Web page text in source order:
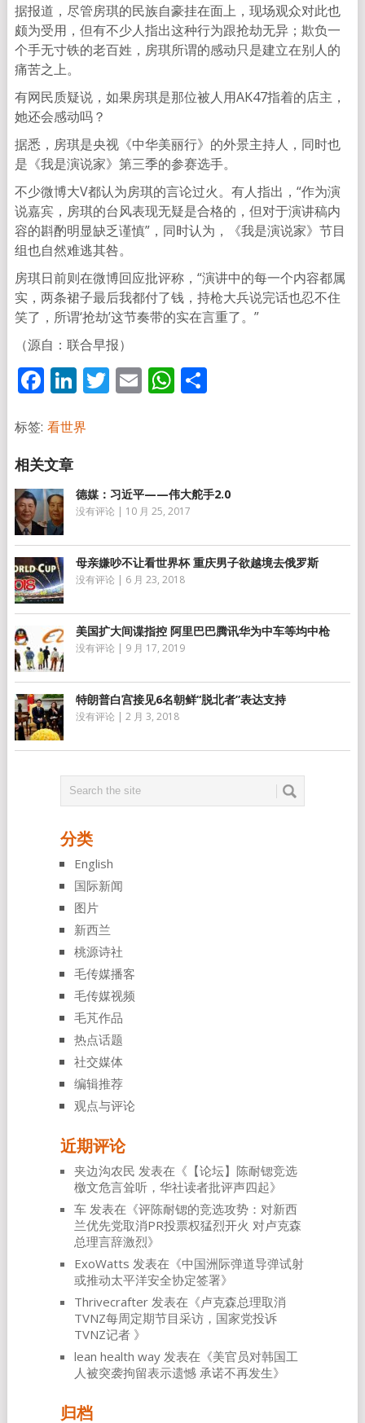
据报道，尽管房琪的民族自豪挂在面上，现场观众对此也
颇为受用，但有不少人指出这种行为跟抢劫无异；欺负一
个手无寸铁的老百姓，房琪所谓的感动只是建立在别人的
痛苦之上。
有网民质疑说，如果房琪是那位被人用AK47指着的店主，
她还会感动吗？
据悉，房琪是央视《中华美丽行》的外景主持人，同时也
是《我是演说家》第三季的参赛选手。
不少微博大V都认为房琪的言论过火。有人指出，“作为演
说嘉宾，房琪的台风表现无疑是合格的，但对于演讲稿内
容的斟酌明显缺乏谨慎”，同时认为，《我是演说家》节目
组也自然难逃其咎。
房琪日前则在微博回应批评称，“演讲中的每一个内容都属
实，两条裙子最后我都付了钱，持枪大兵说完话也忍不住
笑了，所谓‘抢劫’这节奏带的实在言重了。”
（源自：联合早报）
Facebook
LinkedIn
Twitter
EmailWhatsApp
分
标签: 看世界
德媒：习近平——伟大舵手2.0
没有评论 | 10 月 25, 2017
母亲嫌吵不让看世界杯 重庆男子欲越境去俄罗斯
没有评论 | 6 月 23, 2018
美国扩大间谍指控 阿里巴巴腾讯华为中车等均中枪
没有评论 | 9 月 17, 2019
特朗普白宫接见6名朝鲜“脱北者”表达支持
没有评论 | 2 月 3, 2018
分类
English
国际新闻
图片
新西兰
桃源诗社
毛传媒播客
毛传媒视频
毛芃作品
热点话题
社交媒体
编辑推荐
观点与评论
近期评论
夹边沟农民 发表在《 【论坛】陈耐锶竞选
檄文危言耸听，华社读者批评声四起》
车发表在《评陈耐锶的竞选攻势：对新西
兰优先党取消PR投票权猛烈开火 对卢克森
总理言辞激烈》
ExoWatts 发表在《中国洲际弹道导弹试射
或推动太平洋安全协定签署》
Thrivecrafter发表在《卢克森总理取消
TVNZ每周定期节目采访，国家党投诉
TVNZ记者 》
lean health way发表在《美官员对韩国工
人被突袭拘留表示遗憾 承诺不再发生》
归档